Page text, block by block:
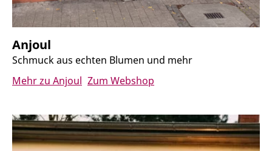
Anjoul
Schmuck aus echten Blumen und mehr
Mehr zu Anjoul Zum Webshop